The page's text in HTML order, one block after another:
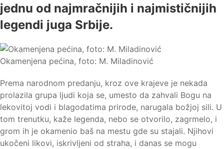
jednu od najmračnijih i najmističnijih
legendi juga Srbije.
Okamenjena pećina, foto: M. Miladinović
Prema narodnom predanju, kroz ove krajeve je nekada
prolazila grupa ljudi koja se, umesto da zahvali Bogu na
lekovitoj vodi i blagodatima prirode, narugala božjoj sili. U
tom trenutku, kaže legenda, nebo se otvorilo, zagrmelo, i
grom ih je okamenio baš na mestu gde su stajali. Njihovi
ukočeni likovi, iskrivljeni od straha, i danas se mogu